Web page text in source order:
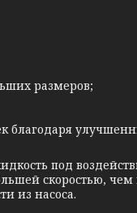
размеров;
благодаря
под
скоростью, чем
из насоса.